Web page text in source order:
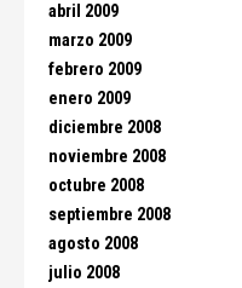
abril 2009
marzo 2009
febrero 2009
enero 2009
diciembre 2008
noviembre 2008
octubre 2008
septiembre 2008
agosto 2008
julio 2008